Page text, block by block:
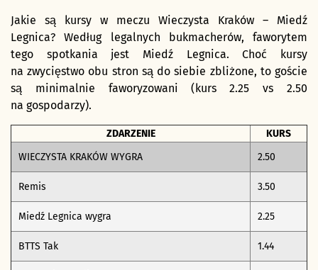
Jakie są kursy w meczu Wieczysta Kraków – Miedź
Legnica? Według legalnych bukmacherów, faworytem
tego spotkania jest Miedź Legnica. Choć kursy
na zwycięstwo obu stron są do siebie zbliżone, to goście
są minimalnie faworyzowani (kurs 2.25 vs 2.50
na gospodarzy).
ZDARZENIE
KURS
WIECZYSTA KRAKÓW WYGRA
2.50
Remis 3.50
Miedź Legnica wygra 2.25
BTTS Tak 1.44